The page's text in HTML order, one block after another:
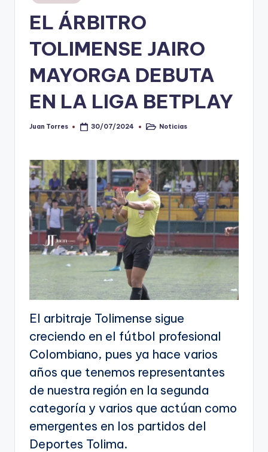
V
o
en
EL ÁRBITRO
TOLIMENSE JAIRO
MAYORGA DEBUTA
EN LA LIGA BETPLAY
Publicado
Juan Torres 30/07/2024
Publicado
Noticias
El arbitraje Tolimense sigue
creciendo en el fútbol profesional
Colombiano, pues ya hace varios
años que tenemos representantes
de nuestra región en la segunda
categoría y varios que actúan como
emergentes en los partidos del
Deportes Tolima.